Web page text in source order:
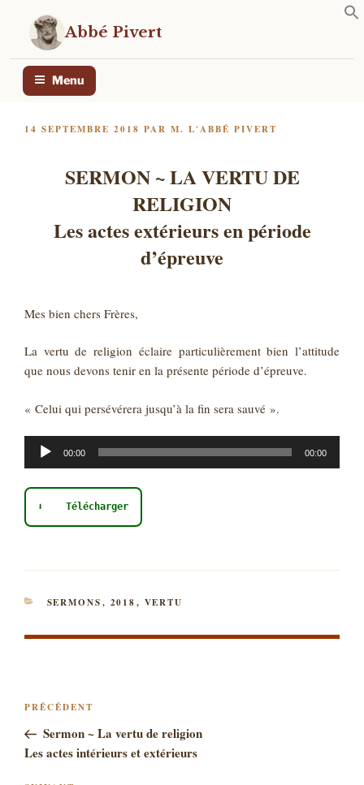
contenu
principal
Abbé Pivert
Menu
PUBLIÉ
14 SEPTEMBRE 2018 PAR M. L'ABBÉ PIVERT
SERMON ~ LA VERTU DE
RELIGION
Les actes extérieurs en période
d’épreuve
Mes bien chers Frères,
La vertu de religion éclaire particulièrement bien l’attitude
que nous devons tenir en la présente période d’épreuve.
« Celui qui persévérera jusqu’à la fin sera sauvé ».
Lecteur
audio
00:00 00:00
⬇ Télécharger
CATÉGORIES
SERMONS, 2018, VERTU
NAVIGATION
L’ARTICLE
Article
précédent
PRÉCÉDENT
Sermon ~ La vertu de religion
Les actes intérieurs et extérieurs